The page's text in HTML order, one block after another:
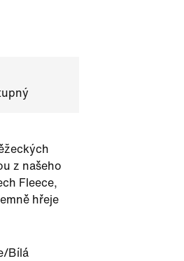
z našeho
Fleece,
hřeje
Bílá